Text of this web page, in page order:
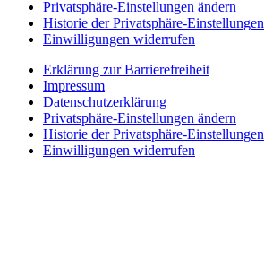
Privatsphäre-Einstellungen ändern
Historie der Privatsphäre-Einstellungen
Einwilligungen widerrufen
Erklärung zur Barrierefreiheit
Impressum
Datenschutzerklärung
Privatsphäre-Einstellungen ändern
Historie der Privatsphäre-Einstellungen
Einwilligungen widerrufen